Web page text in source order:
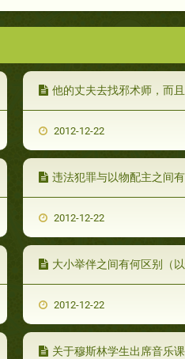
他的丈夫去找邪术师，而且
2012-12-22
违法犯罪与以物配主之间
2012-12-22
大小举伴之间有何区别（
2012-12-22
关于穆斯林学生出席音乐课和《